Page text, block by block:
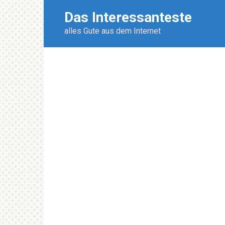
Das Interessanteste
alles Gute aus dem Internet